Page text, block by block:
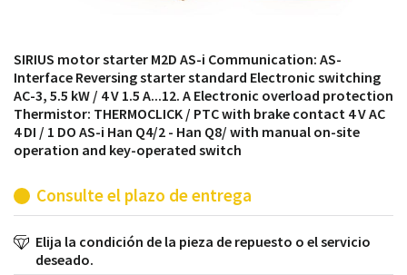
SIRIUS motor starter M2D AS-i Communication: AS-
Interface Reversing starter standard Electronic switching
AC-3, 5.5 kW / 4 V 1.5 A...12. A Electronic overload protection
Thermistor: THERMOCLICK / PTC with brake contact 4 V AC
4 DI / 1 DO AS-i Han Q4/2 - Han Q8/ with manual on-site
operation and key-operated switch
Consulte el plazo de entrega
Elija la condición de la pieza de repuesto o el servicio
deseado.